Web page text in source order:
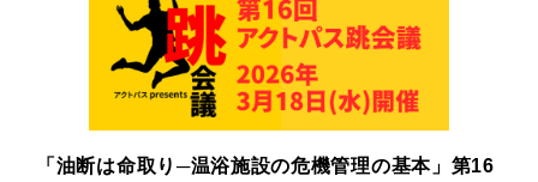
「油断は命取り─温浴施設の危機管理の基本」第16